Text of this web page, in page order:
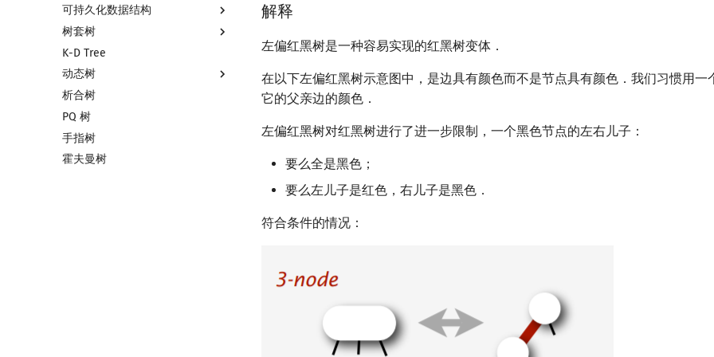
可持久化数据结构
可持久化数据结构简介
可持久化线段树
可持久化块状数组
可持久化平衡树
可持久化字典树
可持久化可并堆
树套树
线段树套线段树
平衡树套线段树
线段树套平衡树
树状数组套权值线段树
分块套树状数组
K-D Tree
动态树
Link Cut Tree
全局平衡二叉树
Euler Tour Tree
Top Tree
析合树
PQ 树
手指树
霍夫曼树
解释
左偏红黑树是一种容易实现的红黑树变体．
在以下左偏红黑树示意图中，是边具有颜色而不是节点具有颜色．我们习惯用一
它的父亲边的颜色．
左偏红黑树对红黑树进行了进一步限制，一个黑色节点的左右儿子：
要么全是黑色；
要么左儿子是红色，右儿子是黑色．
符合条件的情况：